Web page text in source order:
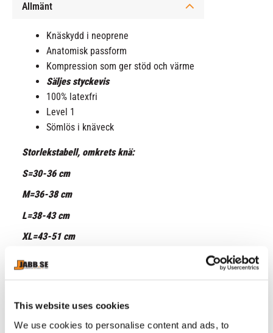
This website uses cookies
We use cookies to personalise content and ads, to
Allmänt
Knäskydd i neoprene
Anatomisk passform
Kompression som ger stöd och värme
Säljes styckevis
100% latexfri
Level 1
Sömlös i knäveck
Storlekstabell, omkrets knä:
S=30-36 cm
M=36-38 cm
L=38-43 cm
XL=43-51 cm
XXL=51-56 cm
RELATERADE PRODUKTER